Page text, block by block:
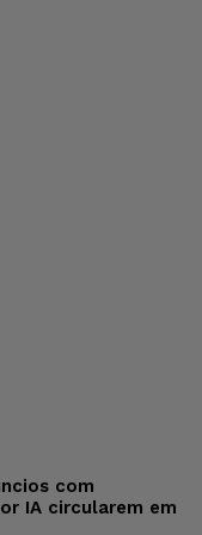
com
IA circularem em